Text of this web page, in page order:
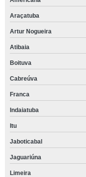
Araçatuba
Artur Nogueira
Atibaia
Boituva
Cabreúva
Franca
Indaiatuba
Itu
Jaboticabal
Jaguariúna
Limeira